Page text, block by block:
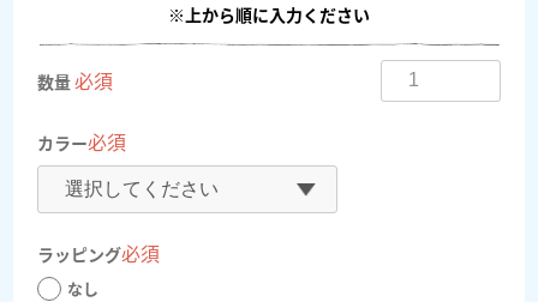
※上から順に入力ください
数量必須
カラー必須
ラッピング必須
なし